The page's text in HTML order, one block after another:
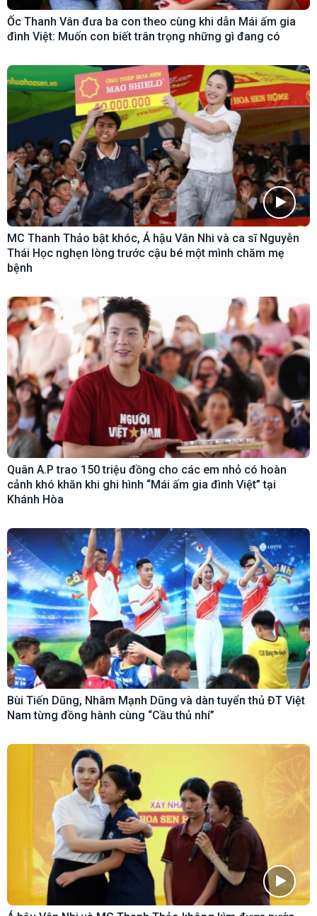
Ốc Thanh Vân đưa ba con theo cùng khi dẫn Mái ấm gia
đình Việt: Muốn con biết trân trọng những gì đang có
MC Thanh Thảo bật khóc, Á hậu Vân Nhi và ca sĩ Nguyễn
Thái Học nghẹn lòng trước cậu bé một mình chăm mẹ
bệnh
Quân A.P trao 150 triệu đồng cho các em nhỏ có hoàn
cảnh khó khăn khi ghi hình “Mái ấm gia đình Việt” tại
Khánh Hòa
Bùi Tiến Dũng, Nhâm Mạnh Dũng và dàn tuyển thủ ĐT Việt
Nam từng đồng hành cùng “Cầu thủ nhí”